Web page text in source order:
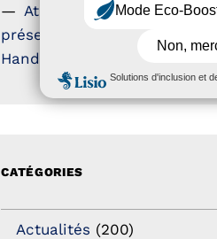
Atout France – flyer
présentation label Tourisme &
Handicap
CATÉGORIES
Actualités (200)